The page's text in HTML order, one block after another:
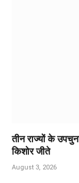
तीन राज्यों के
किशोर जीते
August 3, 2026